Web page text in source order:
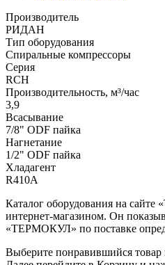
Производитель
РИДАН
Тип оборудования
Спиральные компрессоры
Серия
RCH
Производительность, м³/час
3,9
Всасывание
7/8" ODF пайка
Нагнетание
1/2" ODF пайка
Хладагент
R410A
Каталог оборудования на
интернет-магазином. Он
«ТЕРМОКУЛ» по поставке
Выберите понравившийся товар